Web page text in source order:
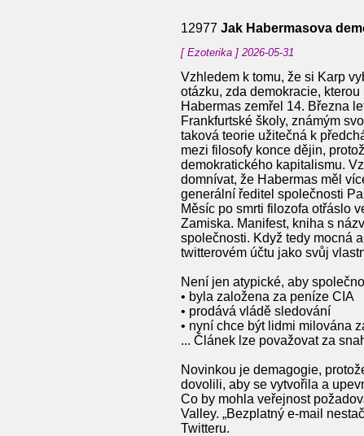
12977 Jak Habermasova
[ Ezoterika ] 2026-05-31
Vzhledem k tomu, že si Karp
otázku, zda demokracie,
Habermas zemřel 14. Března
Frankfurtské školy, známým
taková teorie užitečná k
mezi filosofy konce dějin,
demokratického kapitalismu.
domnívat, že Habermas měl
generální ředitel společnosti
Měsíc po smrti filozofa otřáslo
Zamiska. Manifest, kniha s
společnosti. Když tedy mocná
twitterovém účtu jako svůj
Není jen atypické, aby
• byla založena za peníze CIA
• prodává vládě sledování
• nyní chce být lidmi milována
... Článek lze považovat za
Novinkou je demagogie,
dovolili, aby se vytvořila a
Co by mohla veřejnost
Valley. „Bezplatný e-mail
Twitteru.